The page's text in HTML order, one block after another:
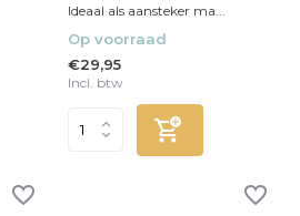
Ideaal als aansteker ma...
Op voorraad
€29,95
Incl. btw